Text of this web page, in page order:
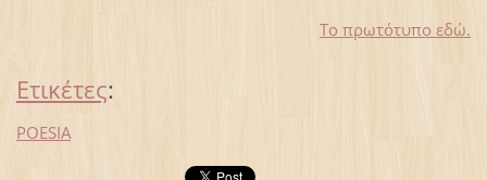
Το πρωτότυπο εδώ.
Ετικέτες:
POESIA